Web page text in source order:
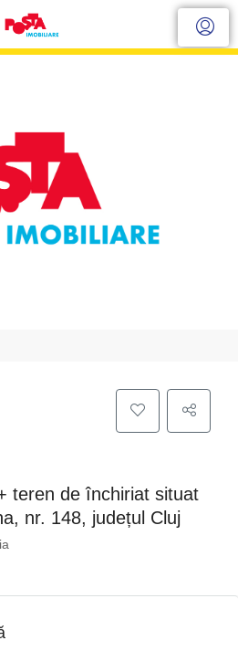
teren de închiriat situat
nr. 148, județul Cluj